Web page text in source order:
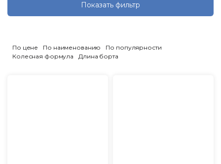
Показать фильтр
По цене По наименованию
По популярности
Колесная формула
Длина борта